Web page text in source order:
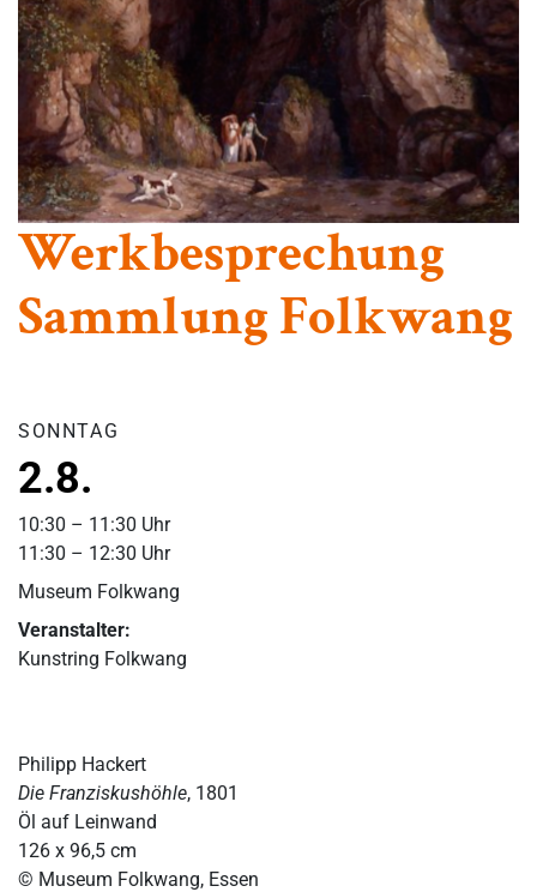
Werkbesprechung
Sammlung Folkwang
SONNTAG
2.8.
10:30 – 11:30 Uhr
11:30 – 12:30 Uhr
Museum Folkwang
Veranstalter:
Kunstring Folkwang
Philipp Hackert
Die Franziskushöhle, 1801
Öl auf Leinwand
126 x 96,5 cm
© Museum Folkwang, Essen